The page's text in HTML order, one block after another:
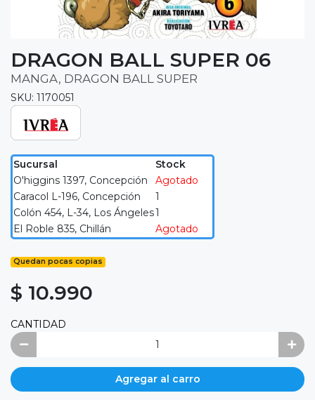
DRAGON BALL SUPER 06
MANGA, DRAGON BALL SUPER
SKU: 1170051
Sucursal
Stock
O'higgins 1397, Concepción
Agotado
Caracol L-196, Concepción
1
Colón 454, L-34, Los Ángeles1
El Roble 835, Chillán
Agotado
Quedan pocas copias
$ 10.990
CANTIDAD
Agregar al carro